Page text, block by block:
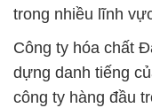
trong nhiều lĩnh
Công ty hóa chất
dựng danh tiếng
công ty hàng đầu